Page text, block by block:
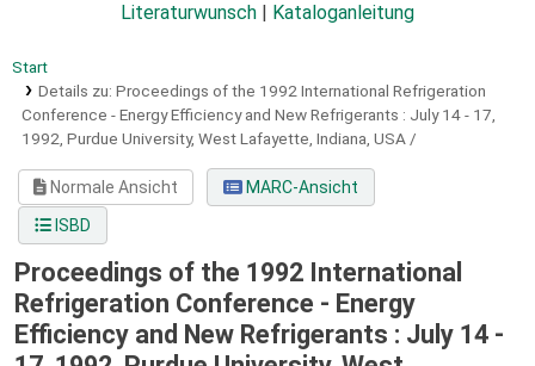
Literaturwunsch
Kataloganleitung
Start
Details zu: Proceedings of the 1992 International Refrigeration
Conference - Energy Efficiency and New Refrigerants : July 14 - 17,
1992, Purdue University, West Lafayette, Indiana, USA /
Normale Ansicht
MARC-Ansicht
ISBD
Proceedings of the 1992 International
Refrigeration Conference - Energy
Efficiency and New Refrigerants : July 14 -